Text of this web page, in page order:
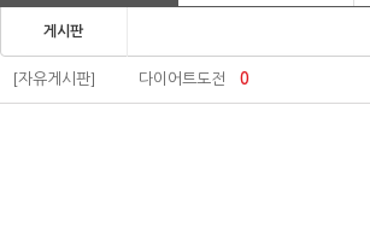
게시판
[자유게시판] 다이어트도전 0